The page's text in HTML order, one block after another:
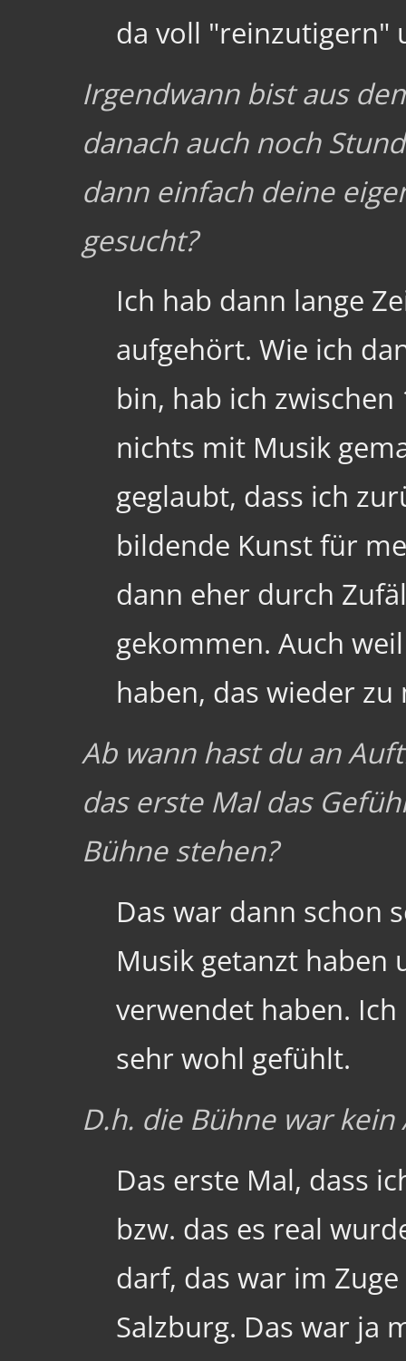
da voll "reinzutigern"
Irgendwann bist aus
danach auch noch
dann einfach deine
gesucht?
Ich hab dann lange
aufgehört. Wie ich
bin, hab ich
nichts mit Musik
geglaubt, dass ich
bildende Kunst für
dann eher durch
gekommen. Auch
haben, das wieder zu
Ab wann hast du an
das erste Mal das
Bühne stehen?
Das war dann schon
Musik getanzt haben
verwendet haben.
sehr wohl gefühlt.
D.h. die Bühne war
Das erste Mal, dass
bzw. das es real
darf, das war im
Salzburg. Das war ja